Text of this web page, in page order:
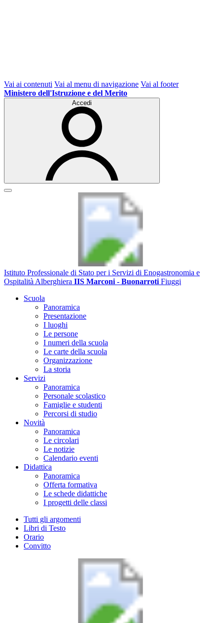
Vai ai contenuti Vai al menu di navigazione Vai al footer
Ministero dell'Istruzione e del Merito
Accedi
Istituto Professionale di Stato per i Servizi di Enogastronomia e
Ospitalità Alberghiera IIS Marconi - Buonarroti Fiuggi
Scuola
Panoramica
Presentazione
I luoghi
Le persone
I numeri della scuola
Le carte della scuola
Organizzazione
La storia
Servizi
Panoramica
Personale scolastico
Famiglie e studenti
Percorsi di studio
Novità
Panoramica
Le circolari
Le notizie
Calendario eventi
Didattica
Panoramica
Offerta formativa
Le schede didattiche
I progetti delle classi
Tutti gli argomenti
Libri di Testo
Orario
Convitto